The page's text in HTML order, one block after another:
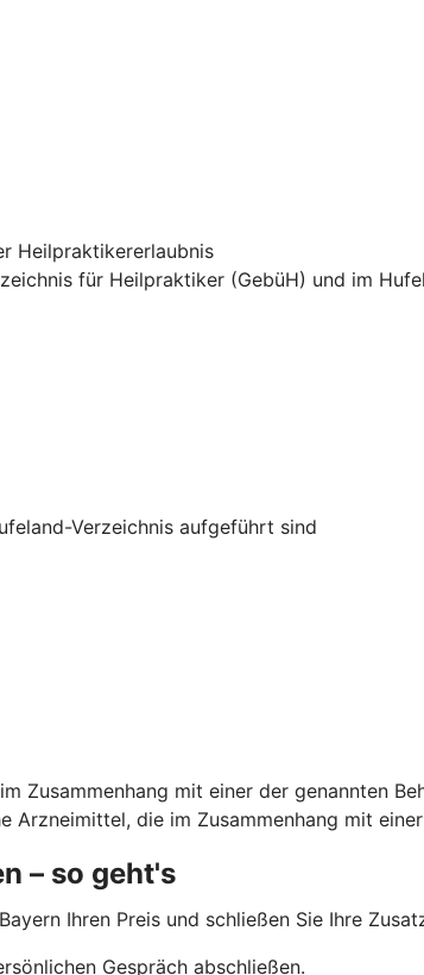
Heilpraktikererlaubnis
für Heilpraktiker (GebüH) und im
Verzeichnis aufgeführt sind
Zusammenhang mit einer der genannten
die im Zusammenhang mit
– so geht's
Ihren Preis und schließen Sie Ihre
Gespräch abschließen.